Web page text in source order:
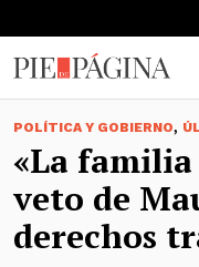
POLÍTICA Y GOBIERNO,
«La familia
veto de
derechos